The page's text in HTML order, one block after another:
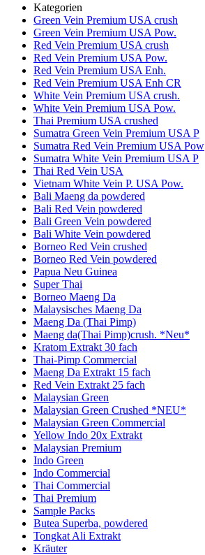
Kategorien
Green Vein Premium USA crush
Green Vein Premium USA Pow.
Red Vein Premium USA crush
Red Vein Premium USA Pow.
Red Vein Premium USA Enh.
Red Vein Premium USA Enh CR
White Vein Premium USA crush.
White Vein Premium USA Pow.
Thai Premium USA crushed
Sumatra Green Vein Premium USA P
Sumatra Red Vein Premium USA Pow
Sumatra White Vein Premium USA P
Thai Red Vein USA
Vietnam White Vein P. USA Pow.
Bali Maeng da powdered
Bali Red Vein powdered
Bali Green Vein powdered
Bali White Vein powdered
Borneo Red Vein crushed
Borneo Red Vein powdered
Papua Neu Guinea
Super Thai
Borneo Maeng Da
Malaysisches Maeng Da
Maeng Da (Thai Pimp)
Maeng da(Thai Pimp)crush. *Neu*
Kratom Extrakt 30 fach
Thai-Pimp Commercial
Maeng Da Extrakt 15 fach
Red Vein Extrakt 25 fach
Malaysian Green
Malaysian Green Crushed *NEU*
Malaysian Green Commercial
Yellow Indo 20x Extrakt
Malaysian Premium
Indo Green
Indo Commercial
Thai Commercial
Thai Premium
Sample Packs
Butea Superba, powdered
Tongkat Ali Extrakt
Kräuter